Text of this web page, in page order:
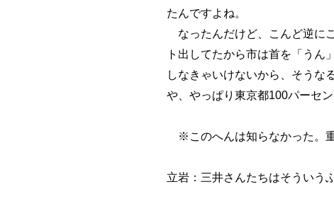
たんですよね。
なったんだけど、こんど逆に
ト出してたから市は首を「うん
しなきゃいけないから、そうな
や、やっぱり東京都100パーセ
※このへんは知らなかった。重
立岩：三井さんたちはそういう